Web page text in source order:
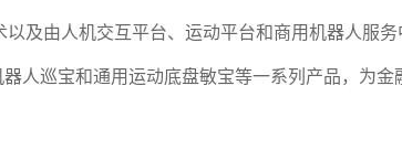
及由人机交互平台、运动平台和商用机器人服
人巡宝和通用运动底盘敏宝等一系列产品，为金